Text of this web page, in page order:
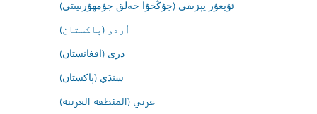
ئۇيغۇر يېزىقى (جۇڭخۇا خەلق جۇمھۇرىيىتى)
اُردو (پاکستان)
درى (افغانستان)
سنڌي (پاکستان)
عربي (المنطقة العربية)